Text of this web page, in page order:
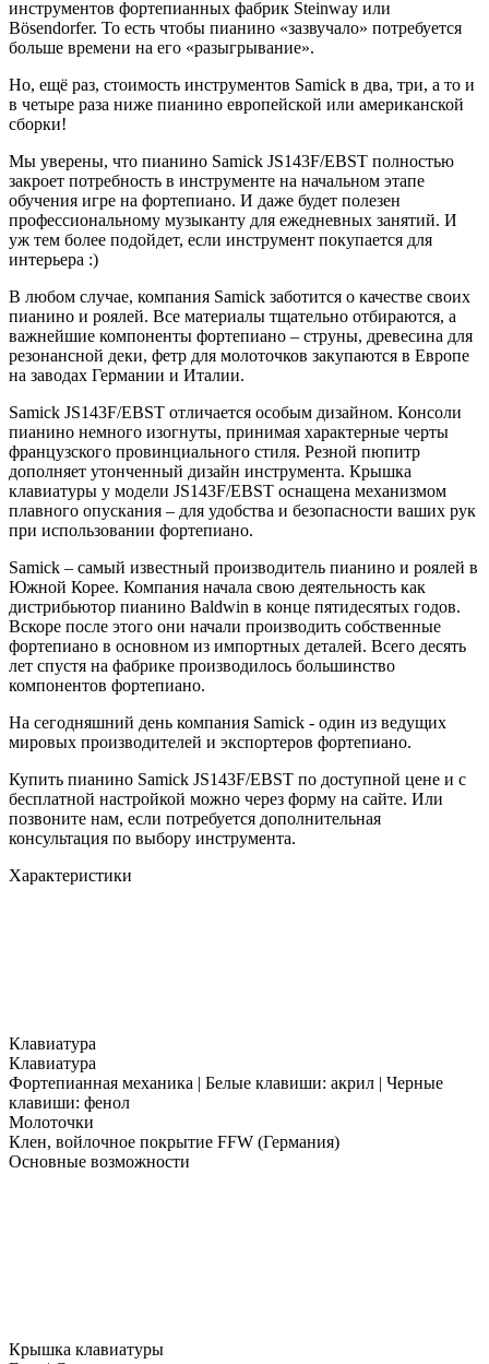
инструментов фортепианных фабрик Steinway или
Bösendorfer. То есть чтобы пианино «зазвучало» потребуется
больше времени на его «разыгрывание».
Но, ещё раз, стоимость инструментов Samick в два, три, а то и
в четыре раза ниже пианино европейской или американской
сборки!
Мы уверены, что пианино Samick JS143F/EBST полностью
закроет потребность в инструменте на начальном этапе
обучения игре на фортепиано. И даже будет полезен
профессиональному музыканту для ежедневных занятий. И
уж тем более подойдет, если инструмент покупается для
интерьера :)
В любом случае, компания Samick заботится о качестве своих
пианино и роялей. Все материалы тщательно отбираются, а
важнейшие компоненты фортепиано – струны, древесина для
резонансной деки, фетр для молоточков закупаются в Европе
на заводах Германии и Италии.
Samick JS143F/EBST отличается особым дизайном. Консоли
пианино немного изогнуты, принимая характерные черты
французского провинциального стиля. Резной пюпитр
дополняет утонченный дизайн инструмента. Крышка
клавиатуры у модели JS143F/EBST оснащена механизмом
плавного опускания – для удобства и безопасности ваших рук
при использовании фортепиано.
Samick – самый известный производитель пианино и роялей в
Южной Корее. Компания начала свою деятельность как
дистрибьютор пианино Baldwin в конце пятидесятых годов.
Вскоре после этого они начали производить собственные
фортепиано в основном из импортных деталей. Всего десять
лет спустя на фабрике производилось большинство
компонентов фортепиано.
На сегодняшний день компания Samick - один из ведущих
мировых производителей и экспортеров фортепиано.
Купить пианино Samick JS143F/EBST по доступной цене и с
бесплатной настройкой можно через форму на сайте. Или
позвоните нам, если потребуется дополнительная
консультация по выбору инструмента.
Характеристики
Клавиатура
Клавиатура
Фортепианная механика | Белые клавиши: акрил | Черные
клавиши: фенол
Молоточки
Клен, войлочное покрытие FFW (Германия)
Основные возможности
Крышка клавиатуры